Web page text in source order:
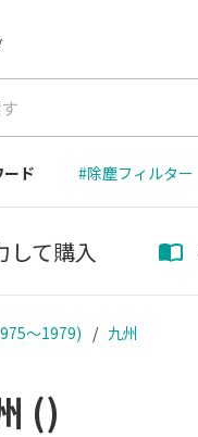
ド #除塵フィルター
して購入
～1979) 九州
()